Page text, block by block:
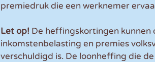
premiedruk die een werknemer
Let op! De heffingskortingen kunnen
inkomstenbelasting en premies
verschuldigd is. De loonheffing die